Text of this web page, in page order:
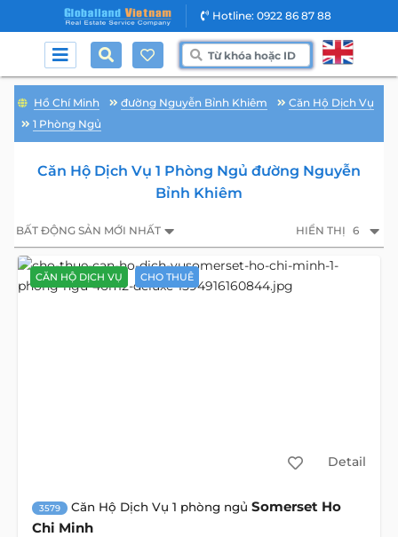
Hotline: 0922 86 87 88
Hồ Chí Minh đường Nguyễn Bỉnh Khiêm
Căn Hộ Dịch Vụ
1 Phòng Ngủ
Căn Hộ Dịch Vụ 1 Phòng Ngủ đường Nguyễn
Bỉnh Khiêm
BẤT ĐỘNG SẢN MỚI NHẤT HIỂN THỊ 6
CĂN HỘ DỊCH VỤ CHO THUÊ
Detail
3579 Căn Hộ Dịch Vụ 1 phòng ngủ Somerset Ho
Chi Minh